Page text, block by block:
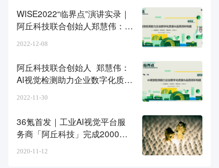
WISE2022“临界点”演讲实录｜
阿丘科技联合创始人郑慧伟：AI
品质闭环构建
2022-12-08
阿丘科技联合创始人 郑慧伟：
AI视觉检测助力企业数字化质量
2022-11-30
36氪首发｜工业AI视觉平台服
务商「阿丘科技」完成2000万
2020-11-12